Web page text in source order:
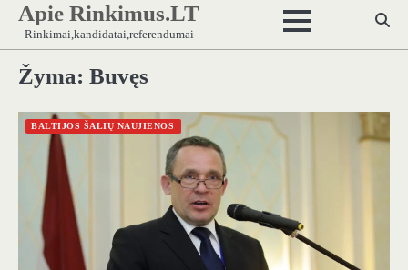
Skip
content
Apie Rinkimus.LT
Rinkimai,kandidatai,referendumai
Žyma: Buvęs
BALTIJOS ŠALIŲ NAUJIENOS